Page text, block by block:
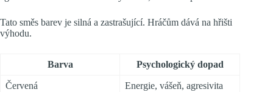
Tato směs barev je silná a zastrašující. Hráčům dává na hřišti
výhodu.
Barva Psychologický dopad
Červená Energie, vášeň, agresivita